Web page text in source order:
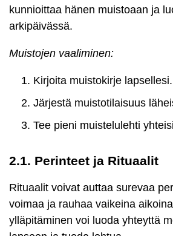
kunnioittaa hänen muistoaan ja
arkipäivässä.
Muistojen vaaliminen:
Kirjoita muistokirje lapsellesi.
Järjestä muistotilaisuus
Tee pieni muistelulehti
2.1. Perinteet ja Rituaalit
Rituaalit voivat auttaa surevaa
voimaa ja rauhaa vaikeina
ylläpitäminen voi luoda yhteyttä